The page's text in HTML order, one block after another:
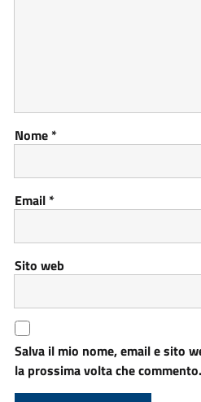
Nome*
Email*
Sito web
Salva il mio nome, email e sito
la prossima volta che commento.